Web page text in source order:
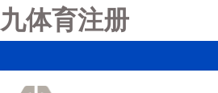
九体育注册